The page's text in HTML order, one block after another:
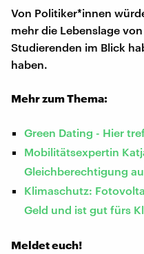
Von Politiker*innen
mehr die Lebenslage
Studierenden im Blick
haben.
Mehr zum Thema:
Green Dating - Hier
Mobilitätsexpertin
Gleichberechtigung
Klimaschutz:
Geld und ist gut fürs
Meldet euch!